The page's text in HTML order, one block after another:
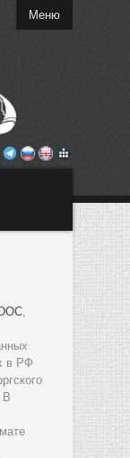
Меню
DOC,
в РФ
В